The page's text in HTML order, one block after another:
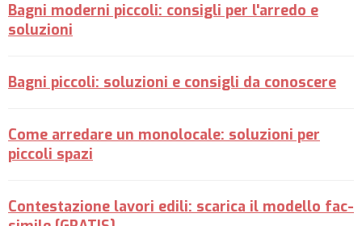
Bagni moderni piccoli: consigli per l'arredo e
soluzioni
Bagni piccoli: soluzioni e consigli da conoscere
Come arredare un monolocale: soluzioni per
piccoli spazi
Contestazione lavori edili: scarica il modello fac-